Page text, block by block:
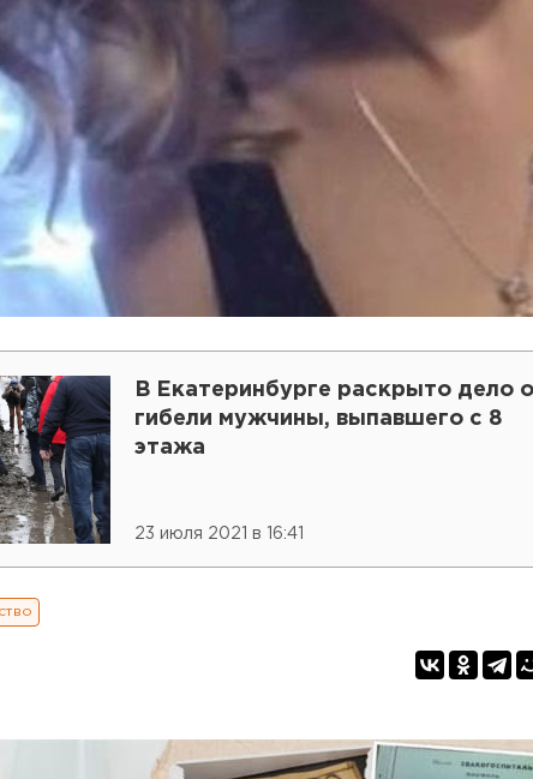
В Екатеринбурге раскрыто дело о
гибели мужчины, выпавшего с 8
этажа
23 июля 2021 в 16:41